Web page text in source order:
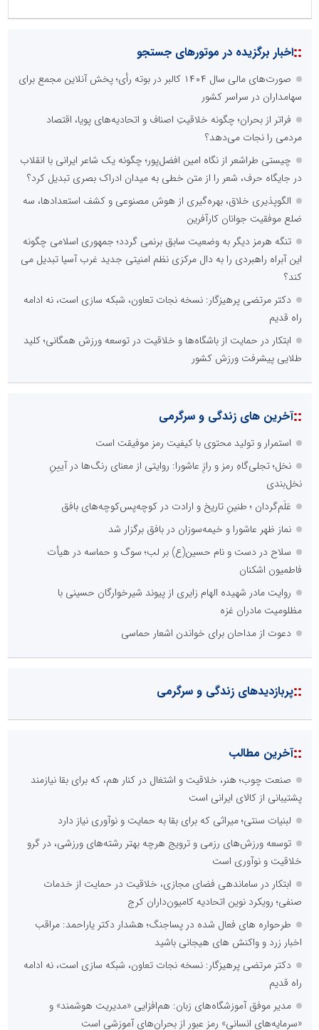
::اخبار برگزیده در موتورهای جستجو
صورت‌های مالی سال ۱۴۰۴ کالبر در بوته رأی؛ پخش آنلاین مجمع برای
سهامداران در سراسر کشور
فراتر از بحران؛ چگونه خلاقیتِ اصناف و اتحادیه‌های پویا، اقتصاد
مردمی را نجات می‌دهد؟
چیستی طراشعر از نگاه امین افضل‌پور؛ چگونه یک شاعر ایرانی با انقلاب
در جایگاه حرف، شعر را از متن خطی به میدان ادراک بصری تبدیل کرد؟
الگوپذیری خلاق، بهره‌گیری از هوش مصنوعی و کشف استعدادها، سه
ضلع موفقیت جوانان کارآفرین
تنگه هرمز دیگر به وضعیت سابق برنمی گردد؛ جمهوری اسلامی چگونه
این آبراه راهبردی را به دال مرکزی نظم امنیتی جدید غرب آسیا تبدیل می
کند؟
دکتر مرتضی پرهیزگار: نسخه نجات تعاون، شبکه سازی است، نه ادامه
راه قدیم
ابتکار در حمایت از باشگاه‌ها و خلاقیت در توسعه ورزش همگانی؛ کلید
طلایی پیشرفت ورزش کشور
::آخرین های زندگی و سرگرمی
استمرار و تولید محتوی با کیفیت رمز موفیقت است
نخل؛ تجلی‌گاهِ رمز و رازِ عاشورا: روایتی از معنای رنگ‌ها در آیینِ
نخل‌بندی
عَلَم‌گردان ؛ طنینِ تاریخ و ارادت در کوچه‌پس‌کوچه‌های بافق
نماز ظهر عاشورا و خیمه‌سوزان در بافق برگزار شد
سلاح در دست و نام حسین(ع) بر لب؛ سوگ و حماسه در هیأت
فاطمیون اشکنان
روایت مادر شهیده الهام زایری از پیوند شیرخوارگان حسینی با
مظلومیت مادران غزه
دعوت از مداحان برای خواندن اشعار حماسی
::پربازدیدهای زندگی و سرگرمی
::آخرین مطالب
صنعت چوب؛ هنر، خلاقیت و اشتغال در کنار هم، که برای بقا نیازمند
پشتیبانی از کالای ایرانی است
لبنیات سنتی؛ میراثی که برای بقا به حمایت و نوآوری نیاز دارد
توسعه ورزش‌های رزمی و ترویج هرچه بهتر رشته‌های ورزشی، در گرو
خلاقیت و نوآوری است
ابتکار در ساماندهی فضای مجازی، خلاقیت در حمایت از خدمات
صنفی؛ رویکرد نوین اتحادیه کامیون‌داران کرج
طرحواره های فعال شده در پساجنگ؛ هشدار دکتر یاراحمد: مراقب
اخبار زرد و واکنش های هیجانی باشید
دکتر مرتضی پرهیزگار: نسخه نجات تعاون، شبکه سازی است، نه ادامه
راه قدیم
مدیر موفق آموزشگاه‌های زبان: هم‌افزایی «مدیریت هوشمند» و
«سرمایه‌های انسانی» رمز عبور از بحران‌های آموزشی است